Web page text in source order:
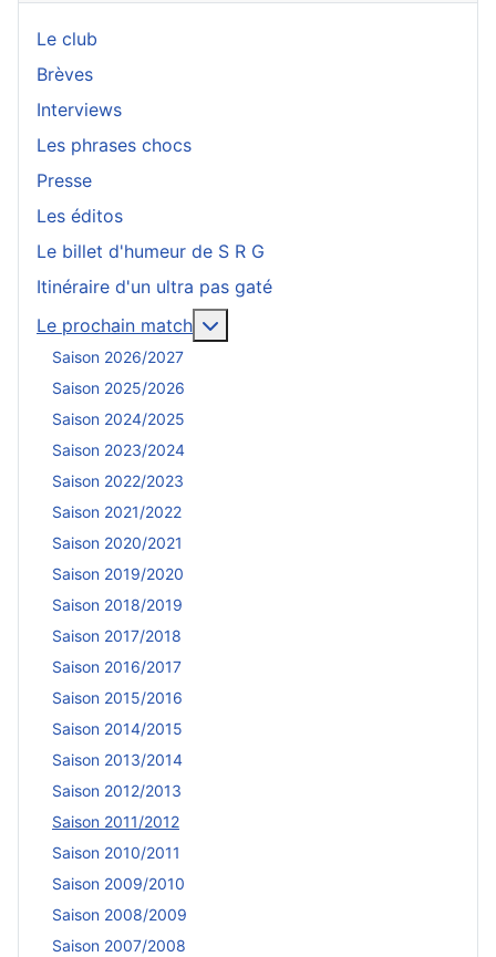
Le club
Brèves
Interviews
Les phrases chocs
Presse
Les éditos
Le billet d'humeur de S R G
Itinéraire d'un ultra pas gaté
Le prochain match
Saison 2026/2027
Saison 2025/2026
Saison 2024/2025
Saison 2023/2024
Saison 2022/2023
Saison 2021/2022
Saison 2020/2021
Saison 2019/2020
Saison 2018/2019
Saison 2017/2018
Saison 2016/2017
Saison 2015/2016
Saison 2014/2015
Saison 2013/2014
Saison 2012/2013
Saison 2011/2012
Saison 2010/2011
Saison 2009/2010
Saison 2008/2009
Saison 2007/2008